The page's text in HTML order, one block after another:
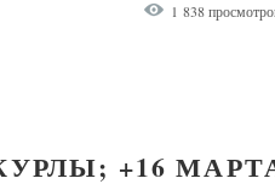
1 838
+16 МАРТА